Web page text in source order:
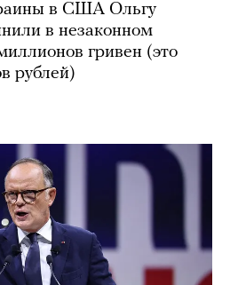
в США Ольгу
в незаконном
гривен (это
рублей)